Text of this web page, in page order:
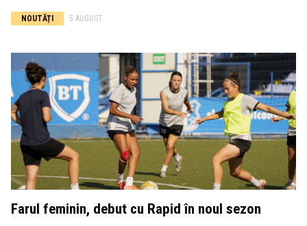
NOUTĂȚI 5 AUGUST
Farul feminin, debut cu Rapid în noul sezon